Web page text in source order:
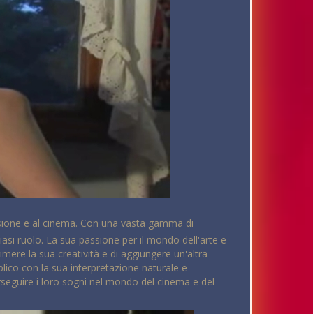
e al cinema. Con una vasta gamma di
ruolo. La sua passione per il mondo dell'arte e
la sua creatività e di aggiungere un'altra
con la sua interpretazione naturale e
i loro sogni nel mondo del cinema e del